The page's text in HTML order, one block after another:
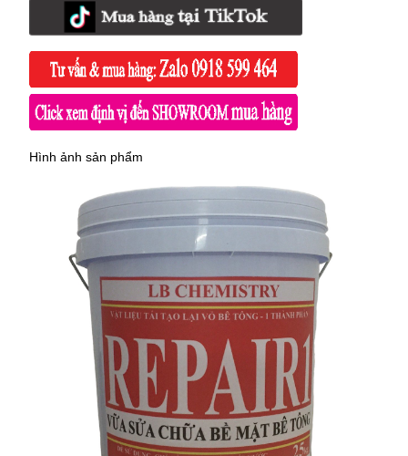
Hình ảnh sản phẩm